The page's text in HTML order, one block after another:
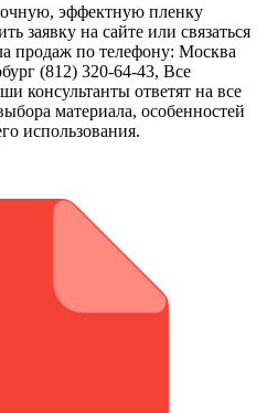
эффектную пленку
заявку на сайте или связаться
продаж по телефону: Москва
(812) 320-64-43, Все
консультанты ответят на все
материала, особенностей
использования.